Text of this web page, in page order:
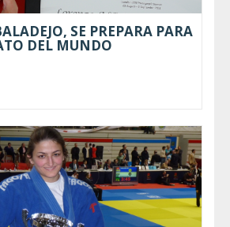
SE PREPARA PARA
DEL MUNDO